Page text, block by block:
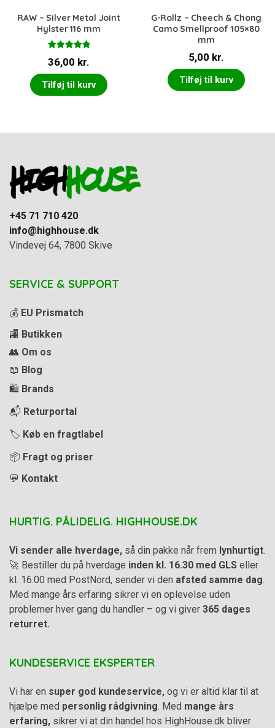
RAW – Silver Metal Joint
Hylster 116 mm
5.00ud af 5
36,00 kr.
Tilføj til kurv
G-Rollz – Cheech & Chong
Camo Smellproof 105×80
mm
5,00 kr.
Tilføj til kurv
+45 71 710 420
info@highhouse.dk
Vindevej 64, 7800 Skive
SERVICE & SUPPORT
💰 EU Prismatch
🏬 Butikken
👥 Om os
📖 Blog
🛍️ Brands
📬 Returportal
🏷️ Køb en fragtlabel
📦 Fragt og priser
💬 Kontakt
HURTIG. PÅLIDELIG. HIGHHOUSE.DK
Vi sender alle hverdage, så din pakke når frem lynhurtigt.
🚀 Bestiller du på hverdage inden kl. 16.30 med GLS eller
kl. 16.00 med PostNord, sender vi den afsted samme dag.
Med mange års erfaring sikrer vi en oplevelse uden
problemer hver gang du handler – og vi giver 365 dages
returret.
KUNDESERVICE EKSPERTER
Vi har en super god kundeservice, og vi er altid klar til at
hjælpe med personlig rådgivning. Med mange års
erfaring, sikrer vi at din handel hos HighHouse.dk bliver